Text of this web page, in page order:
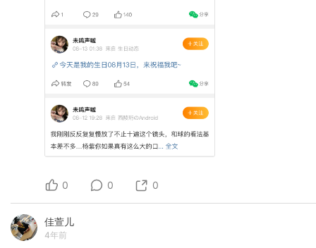
0 0 0
佳萱儿
4年前